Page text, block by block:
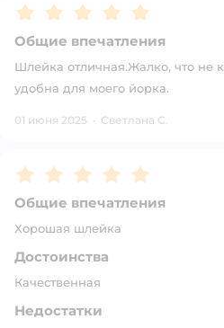
Рейтинг:5
Общие впечатления
Шлейка отличная.Жалко, что не
удобна для моего йорка.
01 июня 2025 · Светлана С.
Рейтинг:5
Общие впечатления
Хорошая шлейка
Достоинства
Качественная
Недостатки